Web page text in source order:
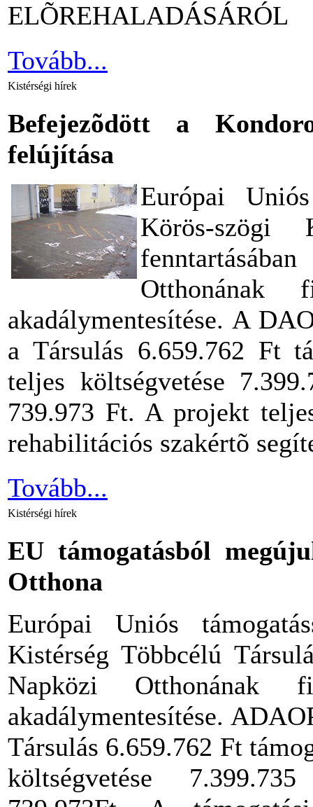
ELÕREHALADÁSÁRÓL
Tovább...
Kistérségi hírek
Befejezõdött a
felújítása
Európai
Körös-szögi
Otthonának
akadálymentesítése. A
a Társulás 6.659.762 Ft
teljes költségvetése
739.973 Ft. A projekt
rehabilitációs szakértõ
Tovább...
Kistérségi hírek
EU támogatásból
Otthona
Európai Uniós
Kistérség Többcélú
Napközi Otthonának
akadálymentesítése.
Társulás 6.659.762 Ft
költségvetése